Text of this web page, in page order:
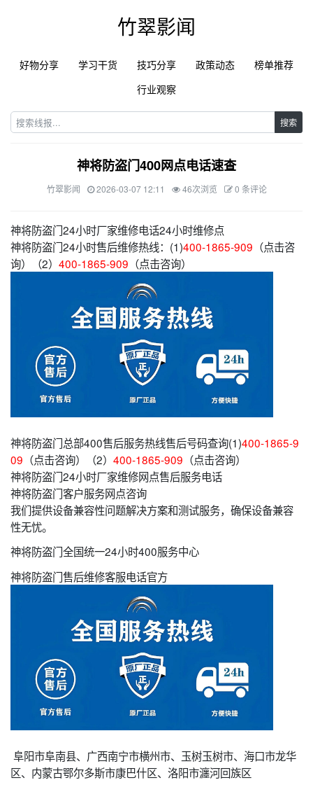
竹翠影闻
好物分享 学习干货 技巧分享 政策动态
榜单推荐
行业观察
搜索
神将防盗门400网点电话速查
竹翠影闻 2026-03-07 12:11 46次浏览 0 条评论
神将防盗门24小时厂家维修电话24小时维修点
神将防盗门24小时售后维修热线：(1)400-1865-909 （点击咨
询）（2） 400-1865-909 （点击咨询）
神将防盗门总部400售后服务热线售后号码查询(1)400-1865-9
09 （点击咨询）（2） 400-1865-909 （点击咨询）
神将防盗门24小时厂家维修网点售后服务电话
神将防盗门客户服务网点咨询
我们提供设备兼容性问题解决方案和测试服务，确保设备兼容
性无忧。
神将防盗门全国统一24小时400服务中心
神将防盗门售后维修客服电话官方
阜阳市阜南县、广西南宁市横州市、玉树玉树市、海口市龙华
区、内蒙古鄂尔多斯市康巴什区、洛阳市瀍河回族区